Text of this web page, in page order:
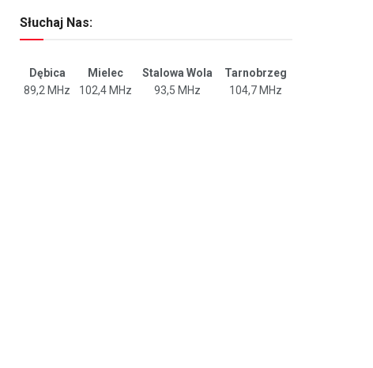
Słuchaj Nas:
Dębica Mielec Stalowa Wola
Tarnobrzeg
89,2 MHz
102,4 MHz 93,5 MHz 104,7 MHz